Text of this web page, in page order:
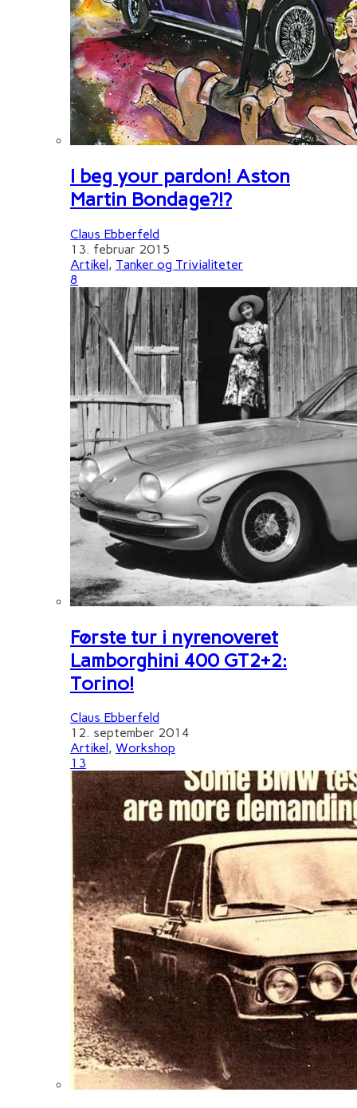
I beg your pardon! Aston
Martin Bondage?!?
Claus Ebberfeld
13. februar 2015
Artikel, Tanker og Trivialiteter
8
Første tur i nyrenoveret
Lamborghini 400 GT2+2:
Torino!
Claus Ebberfeld
12. september 2014
Artikel , Workshop
13